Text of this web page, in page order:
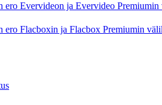
ero Evervideon ja Evervideo Premiumin
ero Flacboxin ja Flacbox Premiumin